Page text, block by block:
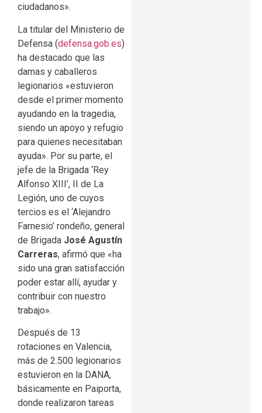
ciudadanos».
La titular del Ministerio de
Defensa (defensa.gob.es)
ha destacado que las
damas y caballeros
legionarios «estuvieron
desde el primer momento
ayudando en la tragedia,
siendo un apoyo y refugio
para quienes necesitaban
ayuda». Por su parte, el
jefe de la Brigada ‘Rey
Alfonso XIII’, II de La
Legión, uno de cuyos
tercios es el ‘Alejandro
Farnesio’ rondeño, general
de Brigada José Agustín
Carreras, afirmó que «ha
sido una gran satisfacción
poder estar allí, ayudar y
contribuir con nuestro
trabajo».
Después de 13
rotaciones en Valencia,
más de 2.500 legionarios
estuvieron en la DANA,
básicamente en Paiporta,
donde realizaron tareas